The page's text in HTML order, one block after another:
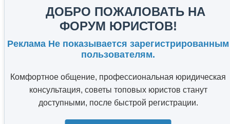
ДОБРО ПОЖАЛОВАТЬ НА
ФОРУМ ЮРИСТОВ!
Реклама Не показывается зарегистрированным
пользователям.
Комфортное общение, профессиональная юридическая
консультация, советы топовых юристов станут
доступными, после быстрой регистрации.